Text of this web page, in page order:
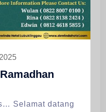
Selamat datang